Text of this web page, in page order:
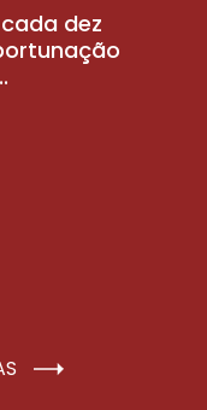
dez